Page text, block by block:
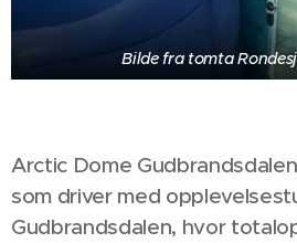
Bilde fra tomta
Arctic Dome
som driver med
Gudbrandsdalen, hvor